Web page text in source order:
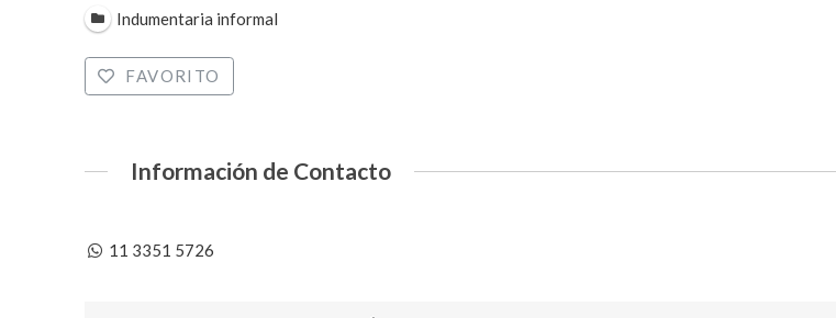
Indumentaria informal
FAVORITO
Información de Contacto
11 3351 5726